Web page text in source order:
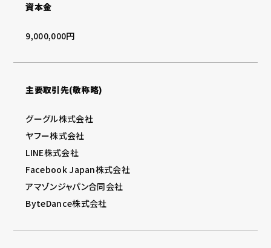
資本金
9,000,000円
主要取引先(敬称略)
グーグル株式会社
ヤフー株式会社
LINE株式会社
Facebook Japan株式会社
アマゾンジャパン合同会社
ByteDance株式会社